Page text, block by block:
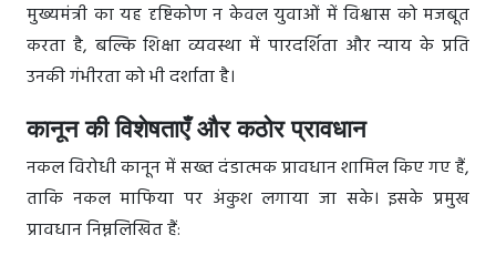
मुख्यमंत्री का यह दृष्टिकोण न केवल युवाओं में विश्वास को मजबूत
करता है, बल्कि शिक्षा व्यवस्था में पारदर्शिता और न्याय के प्रति
उनकी गंभीरता को भी दर्शाता है।
कानून की विशेषताएँ और कठोर प्रावधान
नकल विरोधी कानून में सख्त दंडात्मक प्रावधान शामिल किए गए हैं,
ताकि नकल माफिया पर अंकुश लगाया जा सके। इसके प्रमुख
प्रावधान निम्नलिखित हैं: